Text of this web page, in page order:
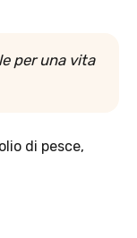
per una vita
di pesce,